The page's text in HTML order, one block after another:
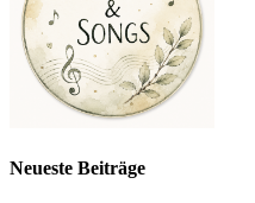
Neueste Beiträge